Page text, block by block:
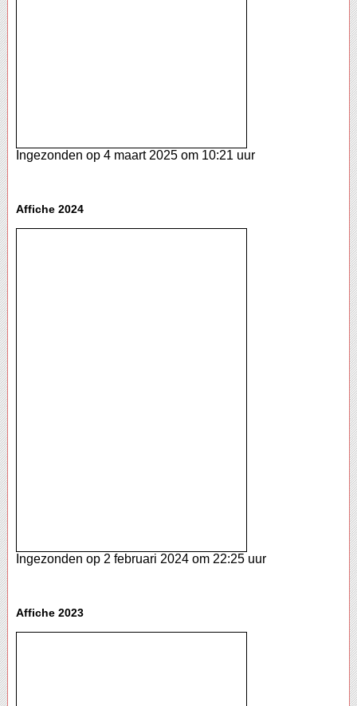
Ingezonden op 4 maart 2025 om 10:21 uur
Affiche 2024
Ingezonden op 2 februari 2024 om 22:25 uur
Affiche 2023